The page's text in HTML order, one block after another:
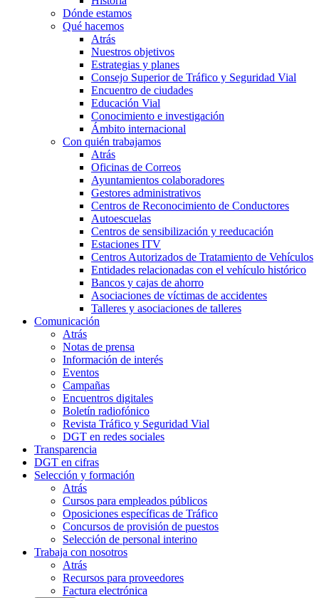
Dónde estamos
Qué hacemos
Atrás
Nuestros objetivos
Estrategias y planes
Consejo Superior de Tráfico y Seguridad Vial
Encuentro de ciudades
Educación Vial
Conocimiento e investigación
Ámbito internacional
Con quién trabajamos
Atrás
Oficinas de Correos
Ayuntamientos colaboradores
Gestores administrativos
Centros de Reconocimiento de Conductores
Autoescuelas
Centros de sensibilización y reeducación
Estaciones ITV
Centros Autorizados de Tratamiento de Vehículos
Entidades relacionadas con el vehículo histórico
Bancos y cajas de ahorro
Asociaciones de víctimas de accidentes
Talleres y asociaciones de talleres
Comunicación
Atrás
Notas de prensa
Información de interés
Eventos
Campañas
Encuentros digitales
Boletín radiofónico
Revista Tráfico y Seguridad Vial
DGT en redes sociales
Transparencia
DGT en cifras
Selección y formación
Atrás
Cursos para empleados públicos
Oposiciones específicas de Tráfico
Concursos de provisión de puestos
Selección de personal interino
Trabaja con nosotros
Atrás
Recursos para proveedores
Factura electrónica